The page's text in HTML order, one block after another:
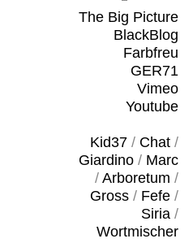
The Big Picture
BlackBlog
Farbfreu
GER71
Vimeo
Youtube
Kid37/ Chat/
Giardino/ Marc
/ Arboretum /
Gross/ Fefe/
Siria/
Wortmischer